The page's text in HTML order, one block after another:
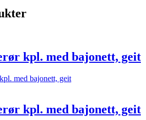
kpl. med bajonett, geit
kpl. med bajonett, geit